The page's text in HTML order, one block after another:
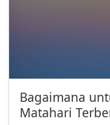
Bagaimana
Matahari